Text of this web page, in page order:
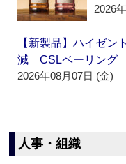
2026
【新製品】ハイゼン
減 CSLベーリング
2026年08月07日 (金)
人事・組織